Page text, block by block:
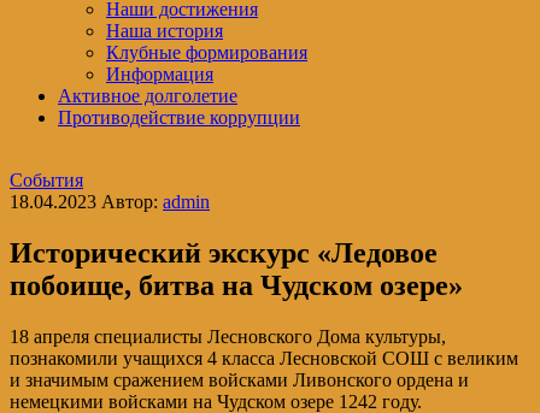
Наши достижения
Наша история
Клубные формирования
Информация
Активное долголетие
Противодействие коррупции
События
18.04.2023 Автор: admin
Исторический экскурс «Ледовое
побоище, битва на Чудском озере»
18 апреля специалисты Лесновского Дома культуры,
познакомили учащихся 4 класса Лесновской СОШ с великим
и значимым сражением войсками Ливонского ордена и
немецкими войсками на Чудском озере 1242 году.